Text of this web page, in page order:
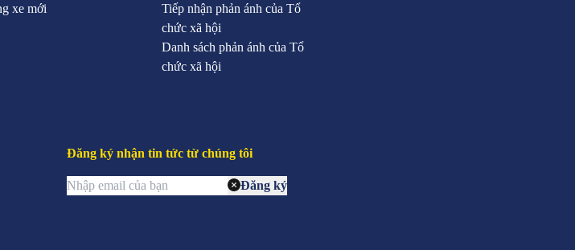
xe mới
Tiếp nhận phản ánh của Tổ
chức xã hội
Danh sách phản ánh của Tổ
chức xã hội
Đăng ký nhận tin tức từ chúng tôi
Đăng ký